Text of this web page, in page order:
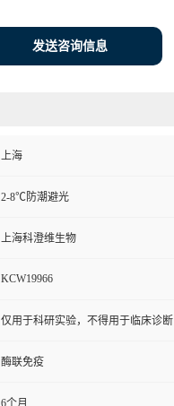
发送咨询信息
上海
2-8℃防潮避光
上海科澄维生物
KCW19966
仅用于科研实验，不得用于临床诊断
酶联免疫
6个月